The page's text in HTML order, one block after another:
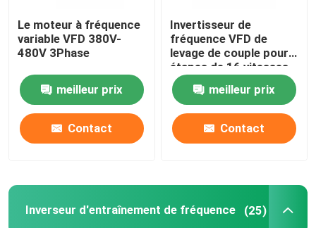
Le moteur à fréquence
variable VFD 380V-
480V 3Phase
meilleur prix
Contact
Invertisseur de
fréquence VFD de
levage de couple pour
étapes de 16 vitesses
60 Hz
meilleur prix
Contact
Inverseur d'entraînement de fréquence (25)